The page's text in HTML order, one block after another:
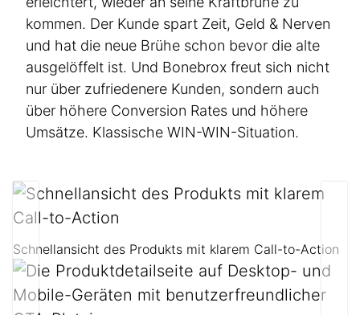
kommen. Der Kunde spart Zeit, Geld & Nerven
und hat die neue Brühe schon bevor die alte
ausge­löffelt ist. Und Bonebrox freut sich nicht
nur über zufrie­denere Kunden, sondern auch
über höhere Conversion Rates und höhere
Umsätze. Klassische WIN-WIN-Situation.
Schnellansicht des Produkts mit klarem Call-to-Action
Workshop / Training
go-digital Förderprogramm
Strategie Beratung
1-2 Mitarbeiter
10 oder weniger